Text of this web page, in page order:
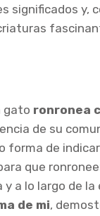
significados y,
gato ronronea
de su
de
que
a lo largo de la
de mi,